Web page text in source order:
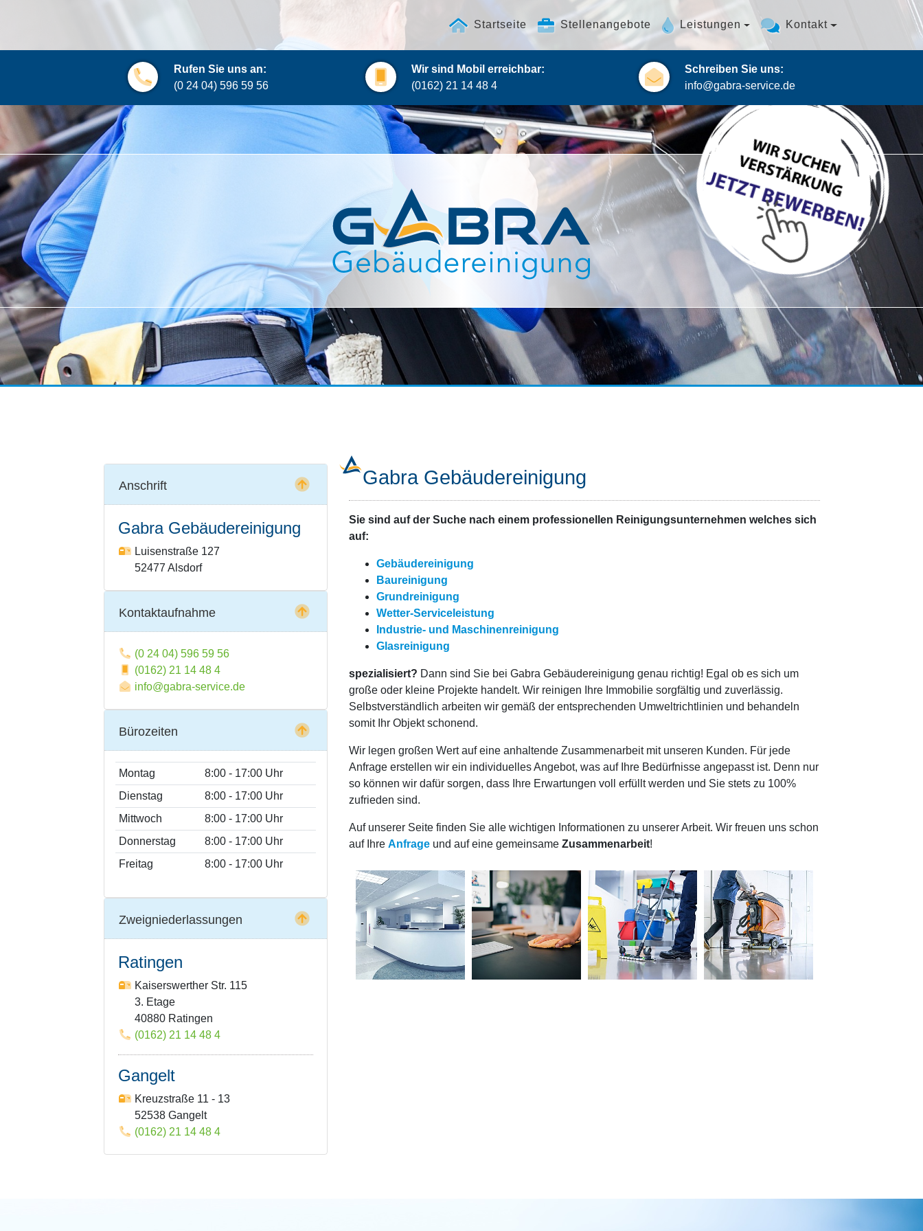
Startseite Stellenangebote Leistungen Kontakt
Rufen Sie uns an:
(0 24 04) 596 59 56
Wir sind Mobil erreichbar:
(0162) 21 14 48 4
Schreiben Sie uns:
info@gabra-service.de
Anschrift
Gabra Gebäudereinigung
Luisenstraße 127
52477 Alsdorf
Kontaktaufnahme
(0 24 04) 596 59 56
(0162) 21 14 48 4
info@gabra-service.de
Bürozeiten
Montag
8:00 - 17:00 Uhr
Dienstag
8:00 - 17:00 Uhr
Mittwoch
8:00 - 17:00 Uhr
Donnerstag
8:00 - 17:00 Uhr
Freitag
8:00 - 17:00 Uhr
Zweigniederlassungen
Ratingen
Kaiserswerther Str. 115
3. Etage
40880 Ratingen
(0162) 21 14 48 4
Gangelt
Kreuzstraße 11 - 13
52538 Gangelt
(0162) 21 14 48 4
Gabra Gebäudereinigung
Sie sind auf der Suche nach einem professionellen Reinigungsunternehmen welches sich
auf:
Gebäudereinigung
Baureinigung
Grundreinigung
Wetter-Serviceleistung
Industrie- und Maschinenreinigung
Glasreinigung
spezialisiert? Dann sind Sie bei Gabra Gebäudereinigung genau richtig! Egal ob es sich um
große oder kleine Projekte handelt. Wir reinigen Ihre Immobilie sorgfältig und zuverlässig.
Selbstverständlich arbeiten wir gemäß der entsprechenden Umweltrichtlinien und behandeln
somit Ihr Objekt schonend.
Wir legen großen Wert auf eine anhaltende Zusammenarbeit mit unseren Kunden. Für jede
Anfrage erstellen wir ein individuelles Angebot, was auf Ihre Bedürfnisse angepasst ist. Denn nur
so können wir dafür sorgen, dass Ihre Erwartungen voll erfüllt werden und Sie stets zu 100%
zufrieden sind.
Auf unserer Seite finden Sie alle wichtigen Informationen zu unserer Arbeit. Wir freuen uns schon
auf Ihre Anfrage und auf eine gemeinsame Zusammenarbeit!